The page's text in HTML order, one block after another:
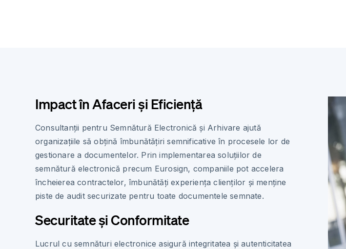
Impact în Afaceri și Eficiență
Consultanții pentru Semnătură Electronică și Arhivare ajută
organizațiile să obțină îmbunătățiri semnificative în procesele lor de
gestionare a documentelor. Prin implementarea soluțiilor de
semnătură electronică precum Eurosign, companiile pot accelera
încheierea contractelor, îmbunătăți experiența clienților și menține
piste de audit securizate pentru toate documentele semnate.
Securitate și Conformitate
Lucrul cu semnături electronice asigură integritatea și autenticitatea